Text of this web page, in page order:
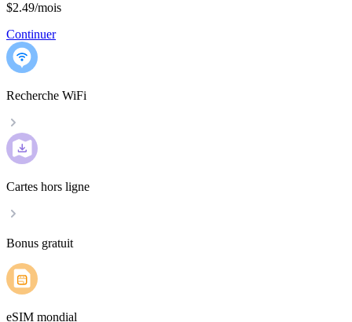
$2.49/mois
Continuer
Recherche WiFi
Cartes hors ligne
Bonus gratuit
eSIM mondial